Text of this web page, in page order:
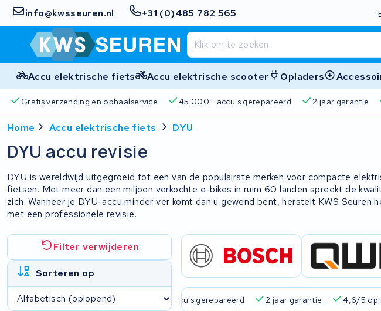
info@kwsseuren.nl +31 (0)485 782 565
Accu elektrische fiets Accu elektrische scooter Opladers
Gratis verzending en ophaalservice 45.000+ accu's gerepareerd 2 jaar garantie
Home Accu elektrische fiets DYU
DYU accu revisie
DYU is wereldwijd uitgegroeid tot een van de populairste merken voor compacte
fietsen. Met meer dan een miljoen verkochte e-bikes in ruim 60 landen spreekt de
zich. Wanneer je DYU-accu minder ver komt dan u gewend bent, herstelt KWS Seuren
met een professionele revisie.
Filter verwijderen
Sorteren op
en ophaalservice 45.000+ accu's gerepareerd 2 jaar garantie 4,6/5 op